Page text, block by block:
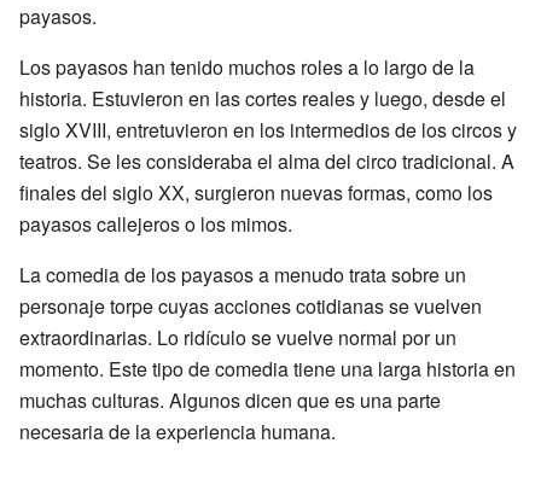
payasos.
Los payasos han tenido muchos roles a lo largo de la
historia. Estuvieron en las cortes reales y luego, desde el
siglo XVIII, entretuvieron en los intermedios de los circos y
teatros. Se les consideraba el alma del circo tradicional. A
finales del siglo XX, surgieron nuevas formas, como los
payasos callejeros o los mimos.
La comedia de los payasos a menudo trata sobre un
personaje torpe cuyas acciones cotidianas se vuelven
extraordinarias. Lo ridículo se vuelve normal por un
momento. Este tipo de comedia tiene una larga historia en
muchas culturas. Algunos dicen que es una parte
necesaria de la experiencia humana.